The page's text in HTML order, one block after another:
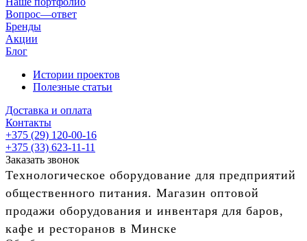
Вопрос—ответ
Бренды
Акции
Блог
Истории проектов
Полезные статьи
Доставка и оплата
Контакты
+375 (29) 120-00-16
+375 (33) 623-11-11
Заказать звонок
Технологическое оборудование для предприятий
общественного питания. Магазин оптовой
продажи оборудования и инвентаря для баров,
кафе и ресторанов в Минске